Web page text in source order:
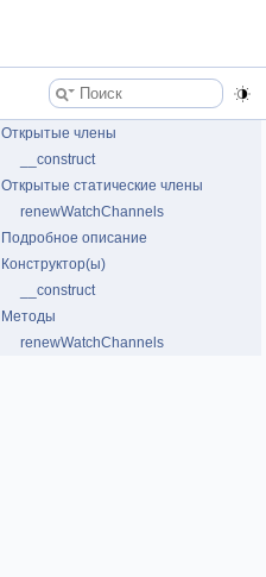
Открытые члены
__construct
Открытые статические члены
renewWatchChannels
Подробное описание
Конструктор(ы)
__construct
Методы
renewWatchChannels